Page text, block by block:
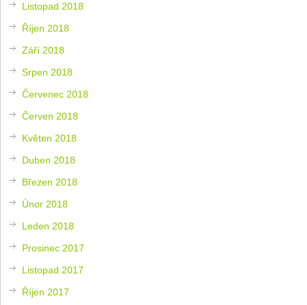
Listopad 2018
Říjen 2018
Září 2018
Srpen 2018
Červenec 2018
Červen 2018
Květen 2018
Duben 2018
Březen 2018
Únor 2018
Leden 2018
Prosinec 2017
Listopad 2017
Říjen 2017